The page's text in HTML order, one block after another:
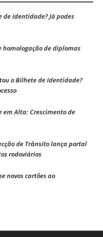
de Identidade? Já podes
homologação de diplomas
o Bilhete de Identidade?
em Alta: Crescimento de
de Trânsito lança portal
rodoviários
novos cartões ao